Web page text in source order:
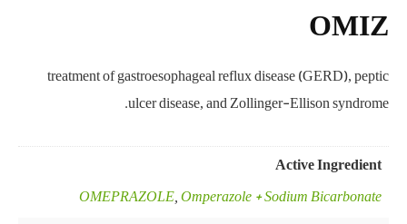
OMIZ
treatment of gastroesophageal reflux disease (GERD), peptic
ulcer disease, and Zollinger-Ellison syndrome.
Active Ingredient
OMEPRAZOLE,Omperazole + Sodium Bicarbonate